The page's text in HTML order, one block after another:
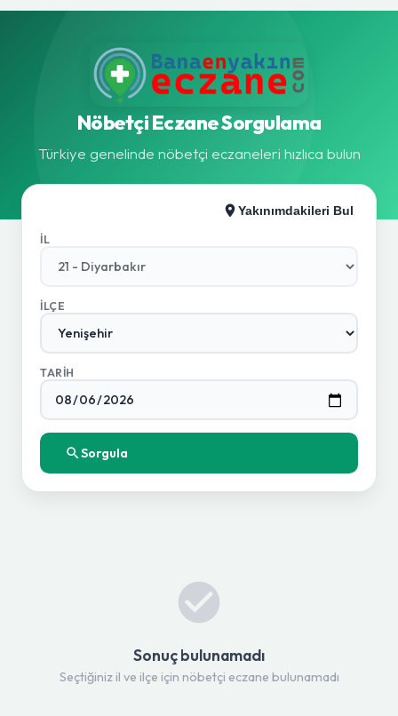
Nöbetçi Eczane Sorgulama
Türkiye genelinde nöbetçi eczaneleri hızlıca bulun
Yakınımdakileri Bul
İL
İLÇE
TARIH
Sorgula
Sonuç bulunamadı
Seçtiğiniz il ve ilçe için nöbetçi eczane bulunamadı